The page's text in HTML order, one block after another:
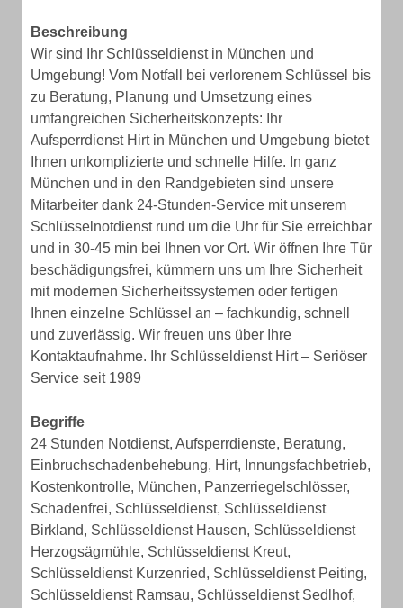
Beschreibung
Wir sind Ihr Schlüsseldienst in München und
Umgebung! Vom Notfall bei verlorenem Schlüssel bis
zu Beratung, Planung und Umsetzung eines
umfangreichen Sicherheitskonzepts: Ihr
Aufsperrdienst Hirt in München und Umgebung bietet
Ihnen unkomplizierte und schnelle Hilfe. In ganz
München und in den Randgebieten sind unsere
Mitarbeiter dank 24-Stunden-Service mit unserem
Schlüsselnotdienst rund um die Uhr für Sie erreichbar
und in 30-45 min bei Ihnen vor Ort. Wir öffnen Ihre Tür
beschädigungsfrei, kümmern uns um Ihre Sicherheit
mit modernen Sicherheitssystemen oder fertigen
Ihnen einzelne Schlüssel an – fachkundig, schnell
und zuverlässig. Wir freuen uns über Ihre
Kontaktaufnahme. Ihr Schlüsseldienst Hirt – Seriöser
Service seit 1989
Begriffe
24 Stunden Notdienst, Aufsperrdienste, Beratung,
Einbruchschadenbehebung, Hirt, Innungsfachbetrieb,
Kostenkontrolle, München, Panzerriegelschlösser,
Schadenfrei, Schlüsseldienst, Schlüsseldienst
Birkland, Schlüsseldienst Hausen, Schlüsseldienst
Herzogsägmühle, Schlüsseldienst Kreut,
Schlüsseldienst Kurzenried, Schlüsseldienst Peiting,
Schlüsseldienst Ramsau, Schlüsseldienst Sedlhof,